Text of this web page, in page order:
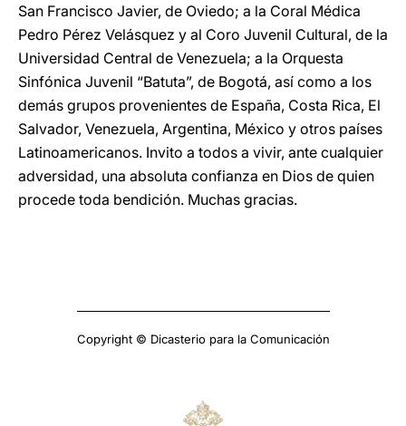
San Francisco Javier, de Oviedo; a la Coral Médica
Pedro Pérez Velásquez y al Coro Juvenil Cultural, de la
Universidad Central de Venezuela; a la Orquesta
Sinfónica Juvenil “Batuta”, de Bogotá, así como a los
demás grupos provenientes de España, Costa Rica, El
Salvador, Venezuela, Argentina, México y otros países
Latinoamericanos. Invito a todos a vivir, ante cualquier
adversidad, una absoluta confianza en Dios de quien
procede toda bendición. Muchas gracias.
Copyright © Dicasterio para la Comunicación